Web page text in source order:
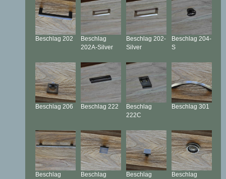
Beschlag 202
Beschlag
202A-Silver
Beschlag 202-
Silver
Beschlag 204-
S
Beschlag 206 Beschlag 222
Beschlag
222C
Beschlag 301
Beschlag
Beschlag
Beschlag
Beschlag